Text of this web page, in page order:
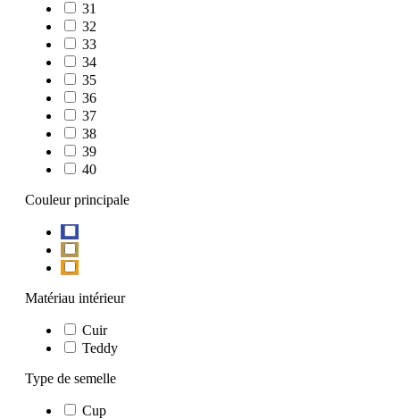
31
32
33
34
35
36
37
38
39
40
Couleur principale
Matériau intérieur
Cuir
Teddy
Type de semelle
Cup